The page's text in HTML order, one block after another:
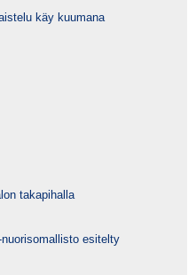
käy kuumana
takapihalla
esitelty